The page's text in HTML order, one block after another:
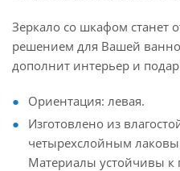
Зеркало со шкафом
решением для Вашей
дополнит интерьер и
Ориентация: левая.
Изготовлено из
четырехслойным
Материалы устойчивы